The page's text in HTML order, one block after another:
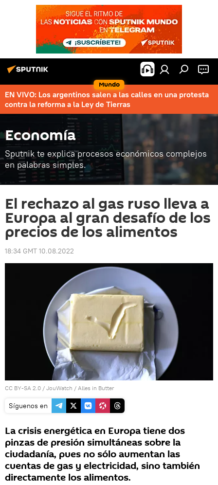
Mundo
EN VIVO: Los argentinos salen a las calles en una protesta
contra la reforma a la Ley de Tierras
Economía
Sputnik te explica procesos económicos complejos
en palabras simples.
El rechazo al gas ruso lleva a
Europa al gran desafío de los
precios de los alimentos
18:34 GMT 10.08.2022
CC BY-SA 2.0 / JouWatch / Alles in Butter
Síguenos en
La crisis energética en Europa tiene dos
pinzas de presión simultáneas sobre la
ciudadanía, pues no sólo aumentan las
cuentas de gas y electricidad, sino también
directamente los alimentos.